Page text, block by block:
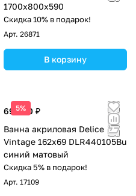
1700х800х590
Скидка 10% в подарок!
Арт. 26871
В корзину
5%
69 900 ₽
Ванна акриловая Delice
Vintage 162х69 DLR440105Bu
синий матовый
Скидка 5% в подарок!
Арт. 17109